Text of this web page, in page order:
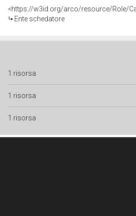
<https://w3id.org/arco/resource/Role/
Ente schedatore
1 risorsa
1 risorsa
1 risorsa